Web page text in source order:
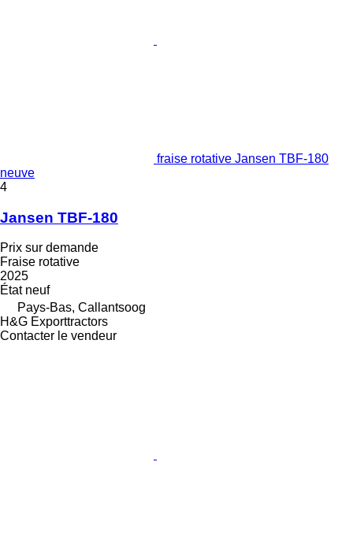
fraise rotative Jansen TBF-180
neuve
4
Jansen TBF-180
Prix sur demande
Fraise rotative
2025
Étatneuf
Pays-Bas, Callantsoog
H&G Exporttractors
Contacter le vendeur